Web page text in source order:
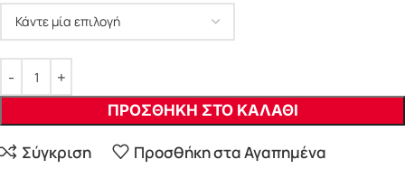
ΠΡΟΣΘΗΚΗ ΣΤΟ ΚΑΛΑΘΙ
Σύγκριση Προσθήκη στα Αγαπημένα